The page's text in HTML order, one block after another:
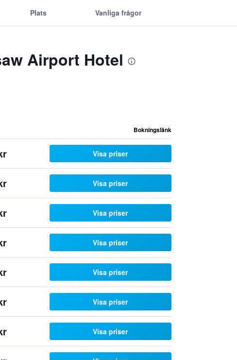
Plats Vanliga frågor
Airport Hotel
Bokningslänk
Visa priser
Visa priser
Visa priser
Visa priser
Visa priser
Visa priser
Visa priser